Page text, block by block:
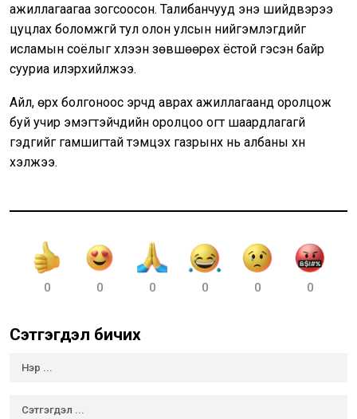
ажиллагаагаа зогсоосон. Талибанчууд энэ шийдвэрээ
цуцлах боломжгүй тул олон улсын нийгэмлэгүүдийг
исламын соёлыг хүлээн зөвшөөрөх ёстой гэсэн байр
сууриа илэрхийлжээ.
Айл, өрх болгоноос эрчүүд аврах ажиллагаанд оролцож
буй учир эмэгтэйчүүдийн оролцоо огт шаардлагагүй
гэдгийг гамшигтай тэмцэх газрынх нь албаны хүн
хэлжээ.
0 0 0 0 0 0
Сэтгэгдэл бичих